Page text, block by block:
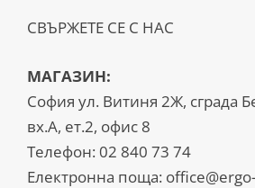
СВЪРЖЕТЕ СЕ С НАС
МАГАЗИН:
София ул. Витиня 2Ж, сграда
вх.А, ет.2, офис 8
Телефон: 02 840 73 74
Електронна поща: